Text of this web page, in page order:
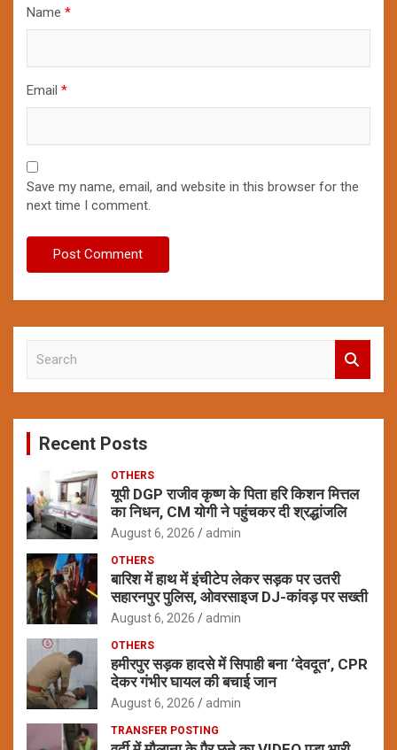
Name *
Email *
Save my name, email, and website in this browser for the
next time I comment.
c
Recent Posts
OTHERS
यूपी DGP राजीव कृष्ण के पिता हरि किशन मित्तल
का निधन, CM योगी ने पहुंचकर दी श्रद्धांजलि
August 6, 2026 admin
OTHERS
बारिश में हाथ में इंचीटेप लेकर सड़क पर उतरी
सहारनपुर पुलिस, ओवरसाइज DJ-कांवड़ पर सख्ती
August 6, 2026 admin
OTHERS
हमीरपुर सड़क हादसे में सिपाही बना ‘देवदूत’, CPR
देकर गंभीर घायल की बचाई जान
August 6, 2026 admin
TRANSFER POSTING